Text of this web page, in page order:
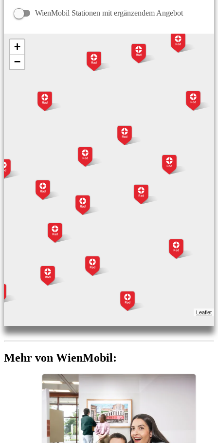
WienMobil Stationen mit ergänzendem Angebot
+
−
Leaflet
Mehr von WienMobil: